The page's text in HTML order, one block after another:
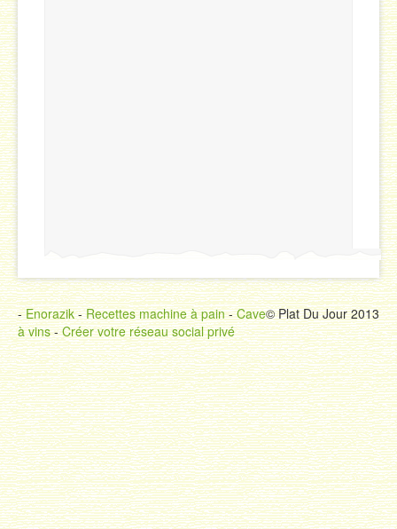
© Plat Du Jour 2013
-Enorazik-Recettes machine à pain-Cave
à vins-Créer votre réseau social privé